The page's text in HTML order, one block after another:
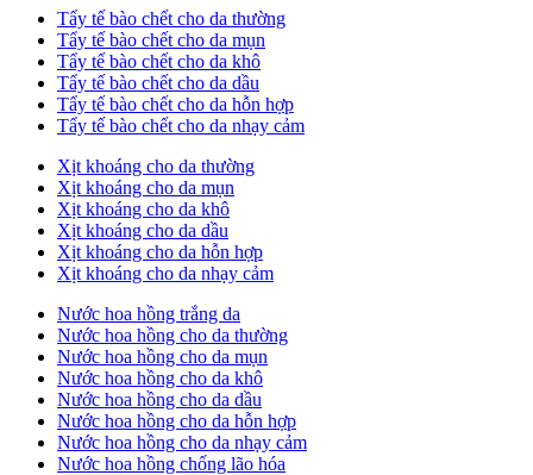
Tẩy tế bào chết cho da thường
Tẩy tế bào chết cho da mụn
Tẩy tế bào chết cho da khô
Tẩy tế bào chết cho da dầu
Tẩy tế bào chết cho da hỗn hợp
Tẩy tế bào chết cho da nhạy cảm
Xịt khoáng cho da thường
Xịt khoáng cho da mụn
Xịt khoáng cho da khô
Xịt khoáng cho da dầu
Xịt khoáng cho da hỗn hợp
Xịt khoáng cho da nhạy cảm
Nước hoa hồng trắng da
Nước hoa hồng cho da thường
Nước hoa hồng cho da mụn
Nước hoa hồng cho da khô
Nước hoa hồng cho da dầu
Nước hoa hồng cho da hỗn hợp
Nước hoa hồng cho da nhạy cảm
Nước hoa hồng chống lão hóa